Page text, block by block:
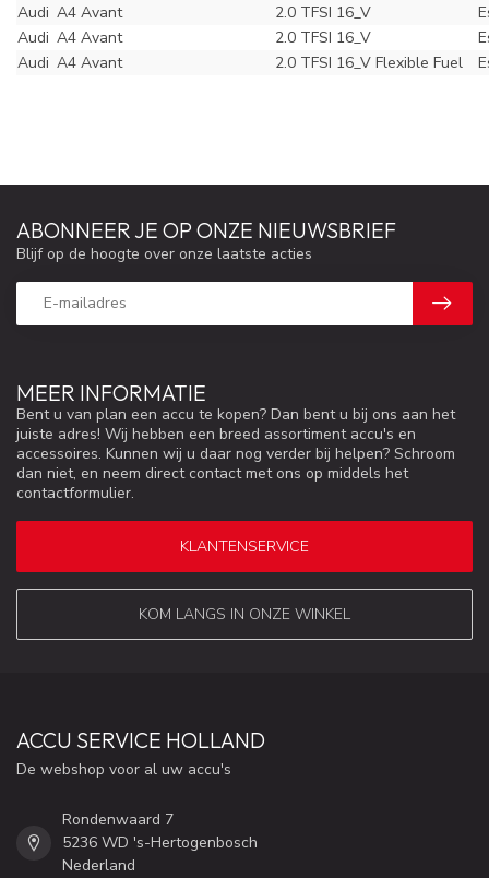
Audi A4 Avant 2.0 TFSI 16_V
Audi A4 Avant 2.0 TFSI 16_V
Audi A4 Avant 2.0 TFSI 16_V Flexible Fuel
MEER INFORMATIE
Bent u van plan een accu te kopen? Dan bent u bij ons aan het
juiste adres! Wij hebben een breed assortiment accu's en
accessoires. Kunnen wij u daar nog verder bij helpen? Schroom
dan niet, en neem direct contact met ons op middels het
contactformulier.
KLANTENSERVICE
KOM LANGS IN ONZE WINKEL
ABONNEER JE OP ONZE NIEUWSBRIEF
Blijf op de hoogte over onze laatste acties
ACCU SERVICE HOLLAND
De webshop voor al uw accu's
Rondenwaard 7
5236 WD 's-Hertogenbosch
Nederland